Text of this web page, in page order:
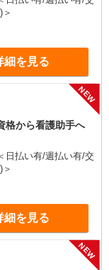
細を見る
NEW
から看護助手へ
払い有/週払い有/交
細を見る
NEW